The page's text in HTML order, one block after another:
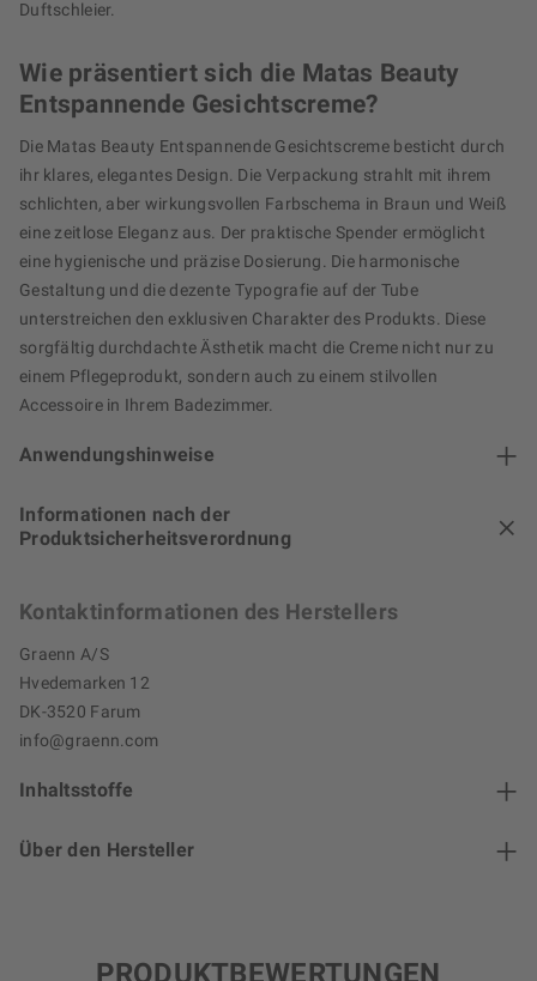
Duftschleier.
Wie präsentiert sich die Matas Beauty
Entspannende Gesichtscreme?
Die Matas Beauty Entspannende Gesichtscreme besticht durch
ihr klares, elegantes Design. Die Verpackung strahlt mit ihrem
schlichten, aber wirkungsvollen Farbschema in Braun und Weiß
eine zeitlose Eleganz aus. Der praktische Spender ermöglicht
eine hygienische und präzise Dosierung. Die harmonische
Gestaltung und die dezente Typografie auf der Tube
unterstreichen den exklusiven Charakter des Produkts. Diese
sorgfältig durchdachte Ästhetik macht die Creme nicht nur zu
einem Pflegeprodukt, sondern auch zu einem stilvollen
Accessoire in Ihrem Badezimmer.
Anwendungshinweise
Informationen nach der
Produktsicherheitsverordnung
Kontaktinformationen des Herstellers
Graenn A/S
Hvedemarken 12
DK-3520 Farum
info@graenn.com
Inhaltsstoffe
Über den Hersteller
PRODUKTBEWERTUNGEN